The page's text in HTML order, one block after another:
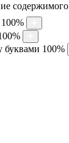
содержимого
100%
%
буквами 100%